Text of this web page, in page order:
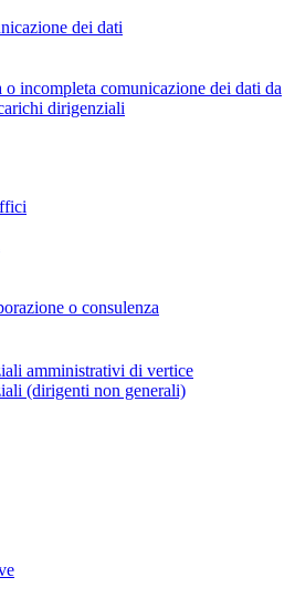
dei dati
o incompleta comunicazione dei dati da
dirigenziali
o consulenza
amministrativi di vertice
(dirigenti non generali)